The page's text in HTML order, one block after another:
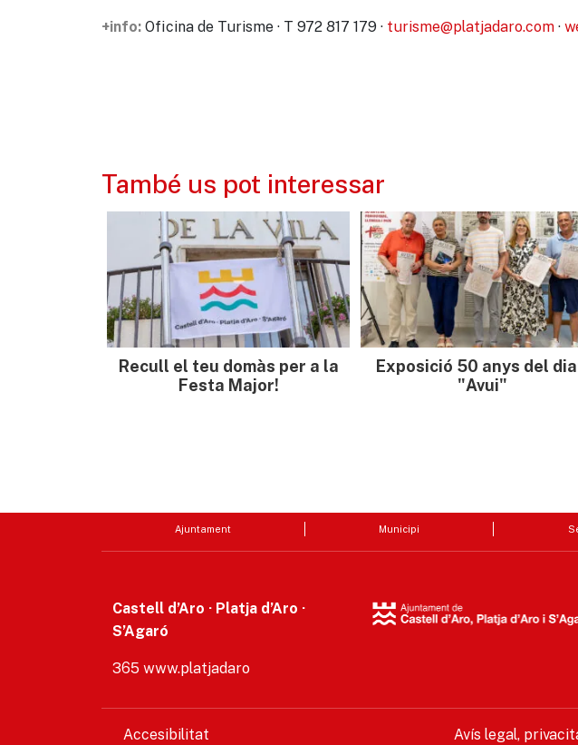
+info: Oficina de Turisme · T 972 817 179 · turisme@platjadaro.com ·
També us pot interessar
Recull el teu domàs per a la
Festa Major!
Exposició 50 anys del
"Avui"
Ajuntament Municipi
Castell d’Aro · Platja d’Aro ·
S’Agaró
365 www.platjadaro
Accesibilitat Avís legal,